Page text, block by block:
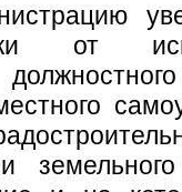
от